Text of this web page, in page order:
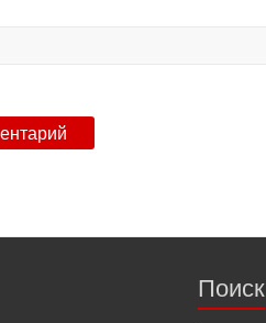
Поиск